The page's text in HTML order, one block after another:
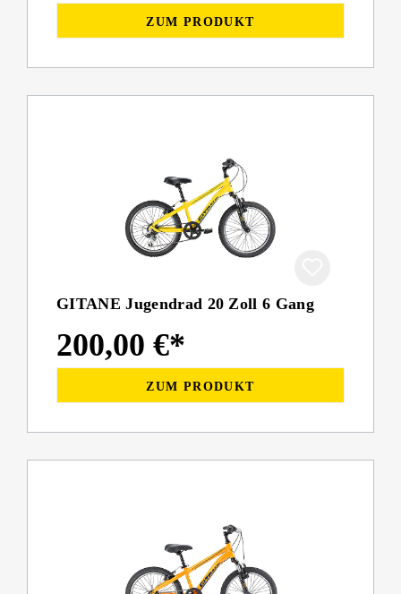
ZUM PRODUKT
GITANE Jugendrad 20 Zoll 6 Gang
200,00 €*
ZUM PRODUKT